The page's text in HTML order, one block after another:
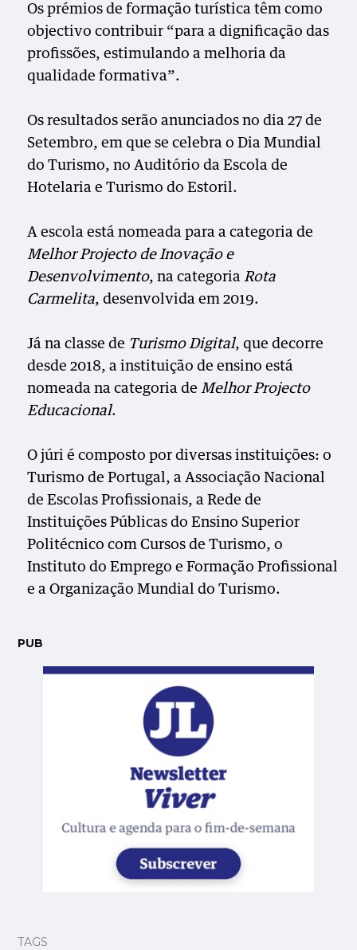
Os prémios de formação turística têm como
objectivo contribuir “para a dignificação das
profissões, estimulando a melhoria da
qualidade formativa”.
Os resultados serão anunciados no dia 27 de
Setembro, em que se celebra o Dia Mundial
do Turismo, no Auditório da Escola de
Hotelaria e Turismo do Estoril.
A escola está nomeada para a categoria de
Melhor Projecto de Inovação e
Desenvolvimento, na categoriaRota
Carmelita, desenvolvida em 2019.
Já na classe de Turismo Digital, que decorre
desde 2018, a instituição de ensino está
nomeada na categoria deMelhor Projecto
Educacional.
O júri é composto por diversas instituições: o
Turismo de Portugal, a Associação Nacional
de Escolas Profissionais, a Rede de
Instituições Públicas do Ensino Superior
Politécnico com Cursos de Turismo, o
Instituto do Emprego e Formação Profissional
e a Organização Mundial do Turismo.
PUB
TAGS